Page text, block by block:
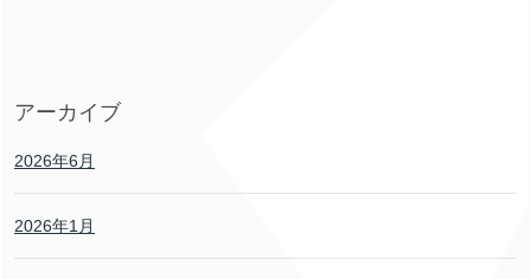
アーカイブ
2026年6月
2026年1月